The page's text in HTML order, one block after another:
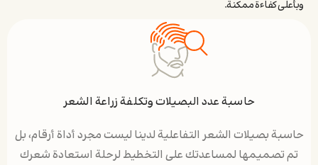
وبأعلى كفاءة ممكنة.
حاسبة عدد البصيلات وتكلفة زراعة الشعر
حاسبة بصيلات الشعر التفاعلية لدينا ليست مجرد أداة أرقام، بل
تم تصميمها لمساعدتك على التخطيط لرحلة استعادة شعرك